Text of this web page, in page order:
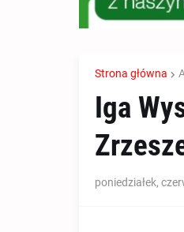
Strona główna
Iga
poniedziałek,